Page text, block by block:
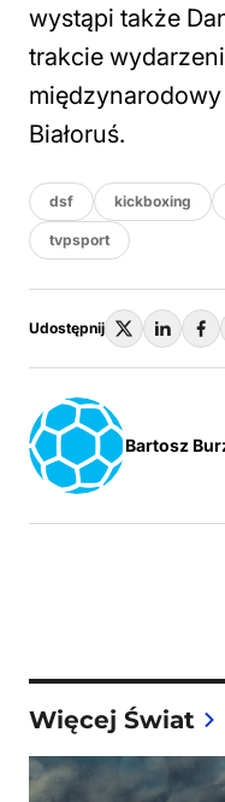
wystąpi także
trakcie
Białoruś.
dsf kickboxing
tvpsport
Udostępnij
Bartosz
Więcej Świat